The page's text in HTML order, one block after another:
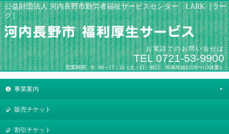
公益財団法人 河内長野市勤労者福祉サービスセンター LARK［ラー
ク］
お電話でのお問い合せは
TEL 0721-53-9900
営業時間 9：00～17：15（土・日・祝日、年末年始12/29〜1/3休業）
事業案内
販売チケット
割引チケット